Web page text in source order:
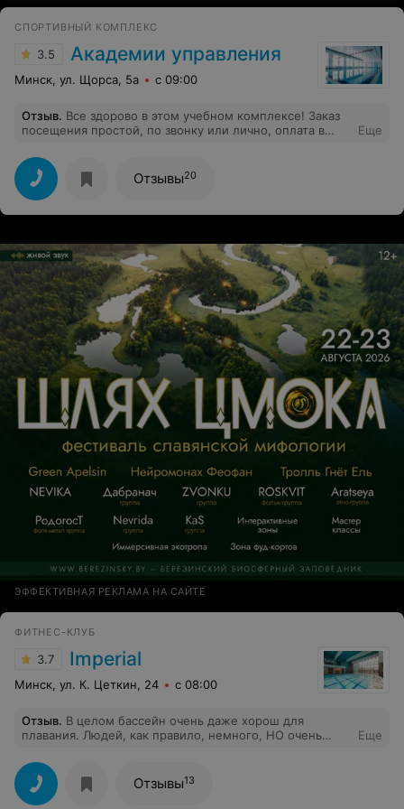
СПОРТИВНЫЙ КОМПЛЕКС
3.5 Академии управления
Минск, ул. Щорса, 5а с 09:00
Отзыв. Все здорово в этом учебном комплексе! Заказ
посещения простой, по звонку или лично, оплата в
оплатить, но в соседнем входе, можно в банке, можно
интернете. В целом чисто, тепло , отношение
действительно хорошее и внимательное к человеку.
Справка нужна в бассейн.
Еще
Отзывы20
ЭФФЕКТИВНАЯ РЕКЛАМА НА САЙТЕ
ФИТНЕС-КЛУБ
3.7 Imperial
Минск, ул. К. Цеткин, 24 с 08:00
Отзыв. В целом бассейн очень даже хорош для
плавания. Людей, как правило, немного, НО очень
приходится вытираться полотенцами для рук/лица.
Иногда даже этих полотенец нет. Неприятно, когда
специально после работы вечером приехал/пришёл
Еще
Отзывы13